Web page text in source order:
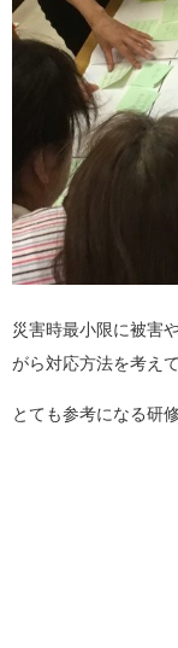
災害時最小限に被害
がら対応方法を考え
とても参考になる研